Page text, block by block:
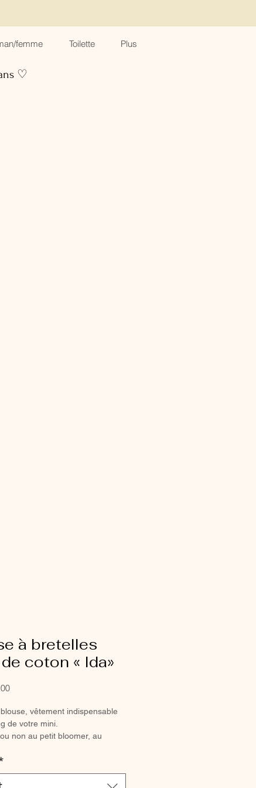
femme Toilette Plus
♡
à bretelles
coton « Ida»
Sale
vêtement indispensable
de votre mini.
non au petit bloomer, au
réalisée à la main.
à nouer, volant élastiqué.